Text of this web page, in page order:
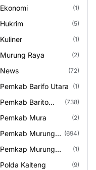
Ekonomi (1)
Hukrim (5)
Kuliner (1)
Murung Raya (2)
News (72)
Pemkab Barifo Utara (1)
Pemkab Barito
(738)
Pemkab Mura (2)
Pemkab Murung
(694)
Pemkap Murung
(1)
Polda Kalteng (9)